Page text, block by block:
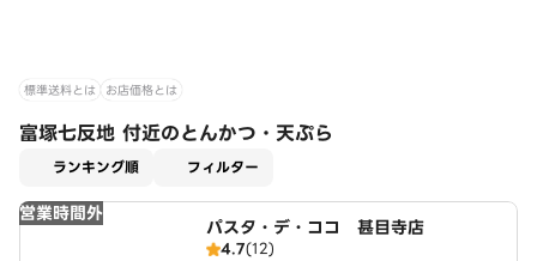
標準送料とは お店価格とは
富塚七反地 付近のとんかつ・天ぷら
ランキング順 フィルター
営業時間外
パスタ・デ・ココ 甚目寺店
4.7(12)